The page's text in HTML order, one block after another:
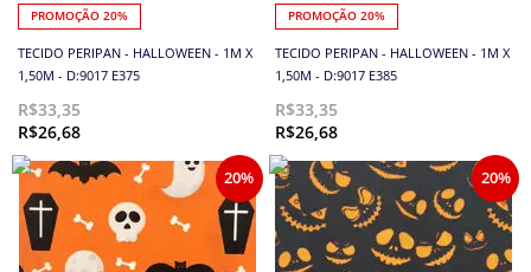
PROMOÇÃO 20%
TECIDO PERIPAN - HALLOWEEN - 1M X
1,50M - D:9017 E375
R$33,35
R$26,68
PROMOÇÃO 20%
TECIDO PERIPAN - HALLOWEEN - 1M X
1,50M - D:9017 E385
R$33,35
R$26,68
20% 20%